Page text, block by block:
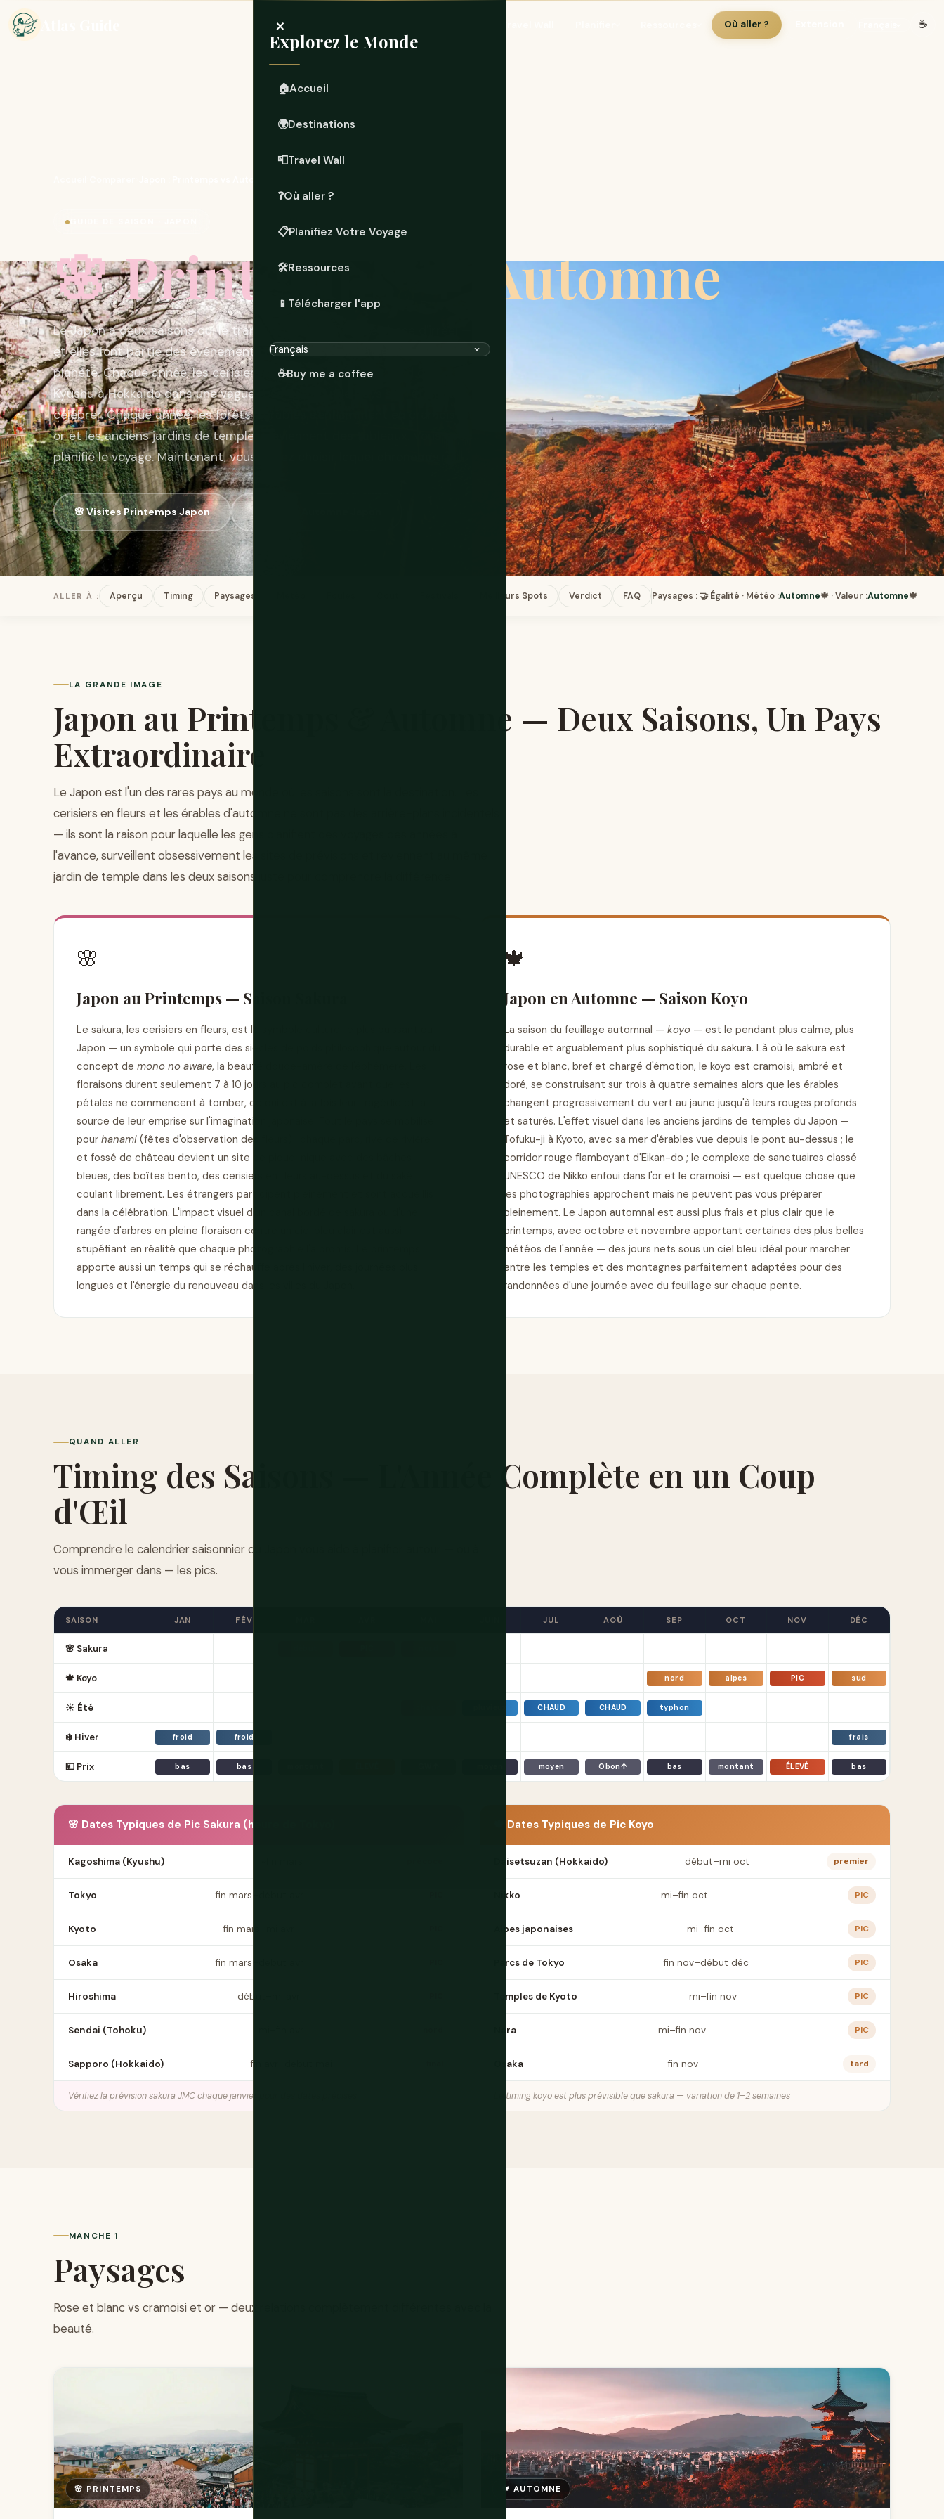
Où aller ? ☕
×
Explorez le Monde
🏠Accueil
🌍Destinations
📮Travel Wall
❓Où aller ?
📋Planifiez Votre Voyage
🛠️Ressources
📱 Télécharger l'app
☕Buy me a coffee
GUIDE DE SAISON · JAPON
🌸 Printemps 🍁 Automne
Le Japon a deux saisons qui le transforment en quelque chose d'irréel —
et elles font partie des événements naturels les plus attendus de la
planète. Chaque année, les cerisiers en fleurs balaient du nord de
Kyushu à Hokkaido dans une vague rose que tout le pays s'arrête pour
célébrer. Chaque année, les forêts d'érables s'enflamment en cramoisi et
or et les anciens jardins de temples deviennent des tableaux. Vous avez
planifié le voyage. Maintenant, vous devez choisir lequel chronométrer.
🌸 Visites Printemps Japon 🍁 Visites Automne Japon
ALLER À : Aperçu Timing Paysages Meilleurs Spots Verdict FAQ Paysages : 🤝 Égalité · Météo :Automne🍁 · Valeur :Automne🍁
LA GRANDE IMAGE
Japon au Printemps & Automne — Deux Saisons, Un Pays
Extraordinaire
Le Japon est l'un des rares pays au monde où les saisons sont la destination. Les
cerisiers en fleurs et les érables d'automne ne sont pas des arrière-plans incidentels
— ils sont la raison pour laquelle les gens planifient des voyages des années à
l'avance, surveillent obsessivement les sites de prévisions et reviennent au même
jardin de temple dans les deux saisons juste pour comprendre la différence.
🌸
Japon au Printemps — Saison Sakura
Le sakura, les cerisiers en fleurs, est le symbole culturel le plus puissant du
Japon — un symbole qui porte des siècles de poids philosophique autour du
concept de mono no aware, la beauté douce-amère de l'éphémère. Les
floraisons durent seulement 7 à 10 jours au pic complet avant que les
pétales ne commencent à tomber, ce qui est à la fois leur tragédie et la
source de leur emprise sur l'imagination japonaise. Tout le pays se mobilise
pour hanami(fêtes d'observation des fleurs) : chaque parc, rive de rivière
et fossé de château devient un site de pique-nique avec des bâches
bleues, des boîtes bento, des cerisiers en fleurs au-dessus et du saké
coulant librement. Les étrangers participent pleinement et sont accueillis
dans la célébration. L'impact visuel d'un canal bordé de sakura ou d'une
rangée d'arbres en pleine floraison contre un ciel bleu clair est aussi
stupéfiant en réalité que chaque photographie l'a promis. Le printemps
apporte aussi un temps qui se réchauffe après l'hiver, des journées plus
longues et l'énergie du renouveau dans les villes du Japon.
🍁
Japon en Automne — Saison Koyo
La saison du feuillage automnal — koyo — est le pendant plus calme, plus
durable et arguablement plus sophistiqué du sakura. Là où le sakura est
rose et blanc, bref et chargé d'émotion, le koyo est cramoisi, ambré et
doré, se construisant sur trois à quatre semaines alors que les érables
changent progressivement du vert au jaune jusqu'à leurs rouges profonds
et saturés. L'effet visuel dans les anciens jardins de temples du Japon —
Tofuku-ji à Kyoto, avec sa mer d'érables vue depuis le pont au-dessus ; le
corridor rouge flamboyant d'Eikan-do ; le complexe de sanctuaires classé
UNESCO de Nikko enfoui dans l'or et le cramoisi — est quelque chose que
les photographies approchent mais ne peuvent pas vous préparer
pleinement. Le Japon automnal est aussi plus frais et plus clair que le
printemps, avec octobre et novembre apportant certaines des plus belles
météos de l'année — des jours nets sous un ciel bleu idéal pour marcher
entre les temples et des montagnes parfaitement adaptées pour des
randonnées d'une journée avec du feuillage sur chaque pente.
QUAND ALLER
Timing des Saisons — L'Année Complète en un Coup
d'Œil
Comprendre le calendrier saisonnier du Japon vous aide à planifier autour — ou à
vous immerger dans — les pics.
SAISON JAN FÉV JUL AOÛ SEP OCT NOV DÉC
🌸 Sakura
🍁 Koyo nord alpes PIC sud
☀️ Été pluvieux CHAUD CHAUD typhon
❄️ Hiver froid froid frais
💴 Prix bas bas moyen Obon↑ bas montant ÉLEVÉ bas
🌸 Dates Typiques de Pic Sakura (heure de Tokyo)
Kagoshima (Kyushu)
Tokyo fin mars–début avr
Kyoto fin mars–mi avr
Osaka fin mars–début avr
Hiroshima début–mi avr
Sendai (Tohoku)
Sapporo (Hokkaido) fin avr–début mai
Vérifiez la prévision sakura JMC chaque janvier pour des dates précises
🍁 Dates Typiques de Pic Koyo
Daisetsuzan (Hokkaido) début–mi oct premier
Nikko mi–fin oct PIC
Alpes japonaises mi–fin oct PIC
Parcs de Tokyo fin nov–début déc PIC
Temples de Kyoto mi–fin nov PIC
Nara mi–fin nov PIC
Osaka fin nov tard
Le timing koyo est plus prévisible que sakura — variation de 1–2 semaines
MANCHE 1
Paysages
Rose et blanc vs cramoisi et or — deux relations complètement différentes avec la
beauté.
🌸 PRINTEMPS 🍁 AUTOMNE